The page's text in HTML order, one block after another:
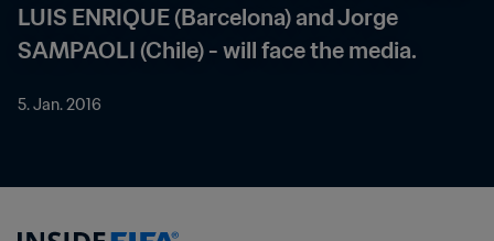
LUIS ENRIQUE (Barcelona) and Jorge
SAMPAOLI (Chile) - will face the media.
5. Jan. 2016